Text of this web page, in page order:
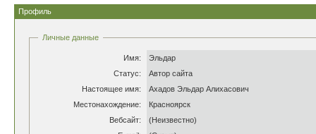
Профиль
Личные данные
Имя:
Эльдар
Статус:
Автор сайта
Настоящее имя:
Ахадов Эльдар Алихасович
Местонахождение:
Красноярск
Вебсайт:
(Неизвестно)